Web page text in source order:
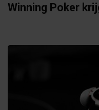
Winning Poker